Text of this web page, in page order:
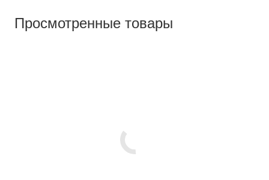
Просмотренные товары